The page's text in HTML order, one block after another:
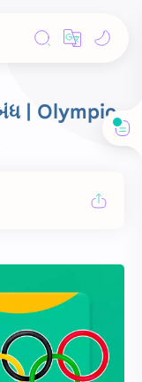
| Olympic